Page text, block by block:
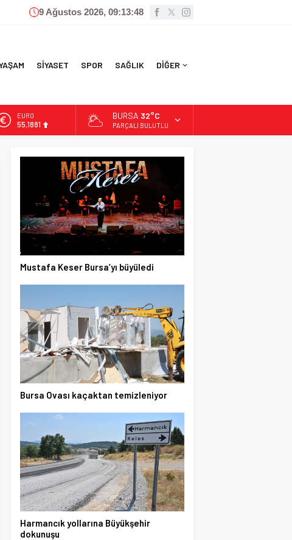
9 Ağustos 2026, 09:13:49
SİYASET SPOR SAĞLIK DİĞER
ALTIN
6.660,55
13.779,39
55,1881
BURSA 32°C
PARÇALI BULUTLU
Mustafa Keser Bursa’yı büyüledi
Bursa Ovası kaçaktan temizleniyor
Harmancık yollarına Büyükşehir
dokunuşu